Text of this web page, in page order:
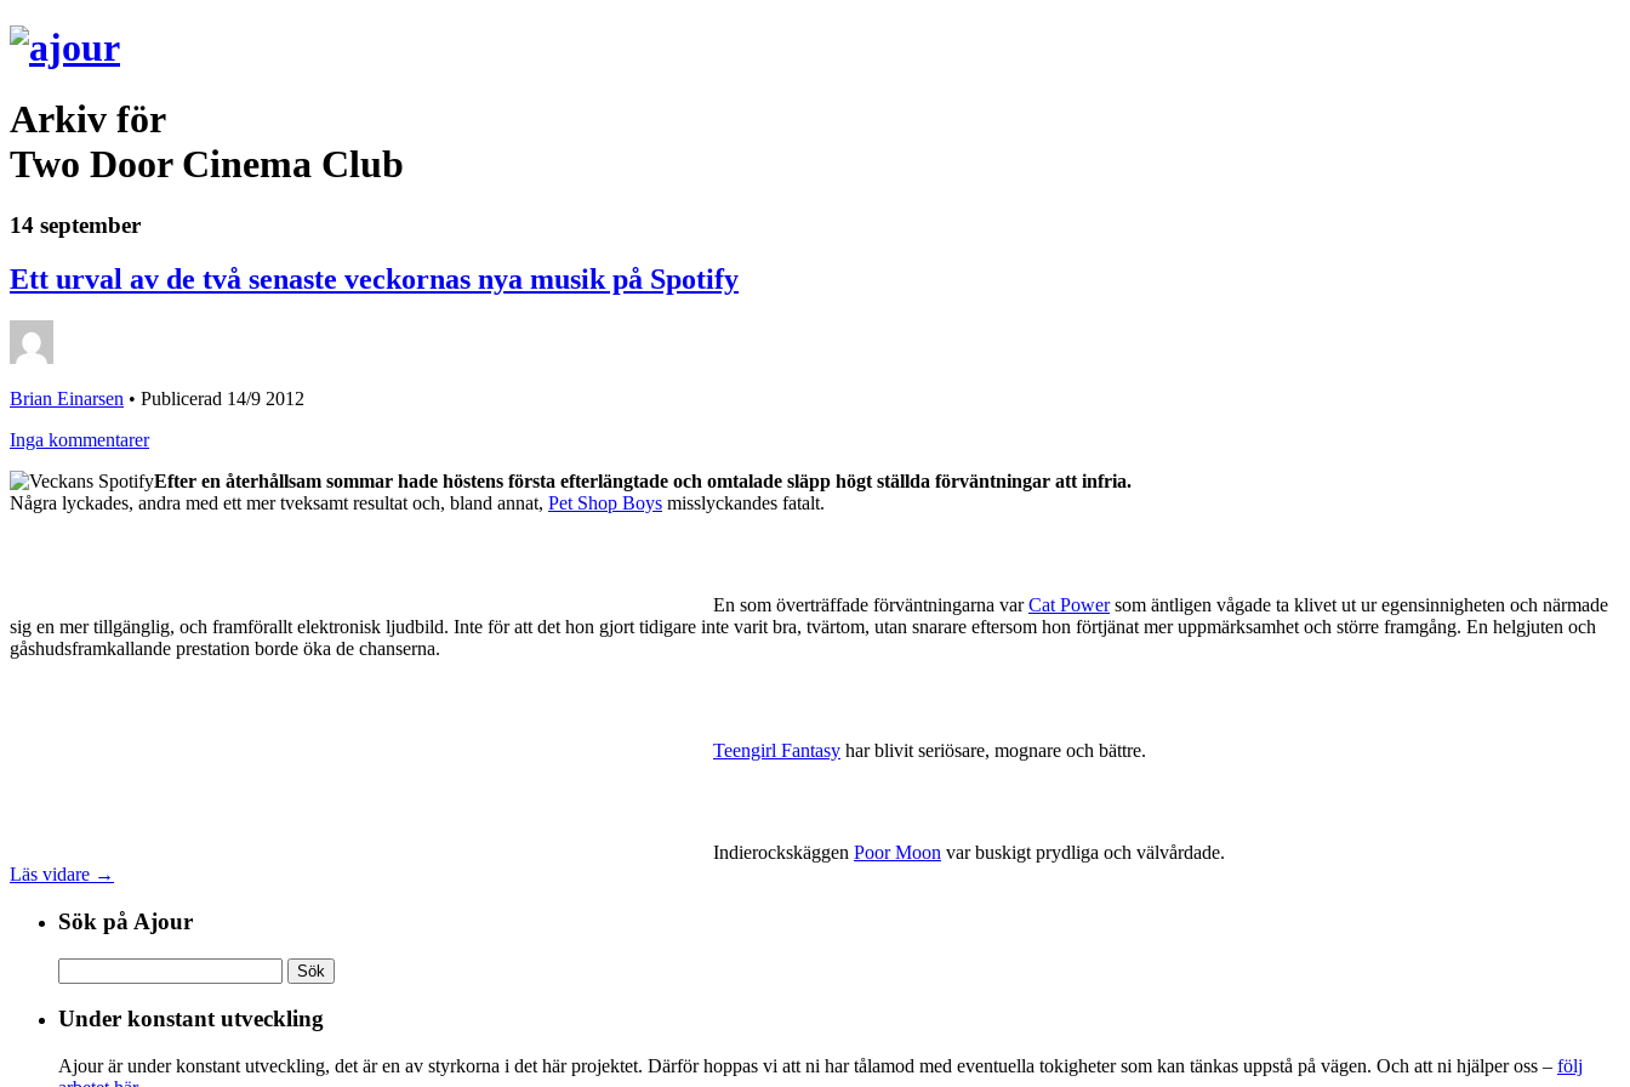
Arkiv för
Two Door Cinema Club
14 september
Ett urval av de två senaste veckornas nya musik på Spotify
Brian Einarsen • Publicerad 14/9 2012
Inga kommentarer
Efter en återhållsam sommar hade höstens första efterlängtade och omtalade släpp högt ställda förväntningar att infria.
Några lyckades, andra med ett mer tveksamt resultat och, bland annat, Pet Shop Boys misslyckandes fatalt.
En som överträffade förväntningarna varCat Powersom äntligen vågade ta klivet ut ur egensinnigheten och närmade
sig en mer tillgänglig, och framförallt elektronisk ljudbild. Inte för att det hon gjort tidigare inte varit bra, tvärtom, utan snarare eftersom hon förtjänat mer uppmärksamhet och större framgång. En helgjuten och
gåshudsframkallande prestation borde öka de chanserna.
Teengirl Fantasy har blivit seriösare, mognare och bättre.
Indierockskäggen Poor Moon var buskigt prydliga och välvårdade.
Läs vidare →
Sök på Ajour
efter:
Under konstant utveckling
Ajour är under konstant utveckling, det är en av styrkorna i det här projektet. Därför hoppas vi att ni har tålamod med eventuella tokigheter som kan tänkas uppstå på vägen. Och att ni hjälper oss – följ